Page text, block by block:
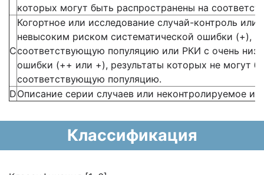
которых могут быть распространены на
С
Когортное или исследование случай-контроль
невысоким риском систематической ошибки (+),
соответствующую популяцию или РКИ с очень
ошибки (++ или +), результаты которых не могут
соответствующую популяцию.
DОписание серии случаев или неконтролируемое
Классификация